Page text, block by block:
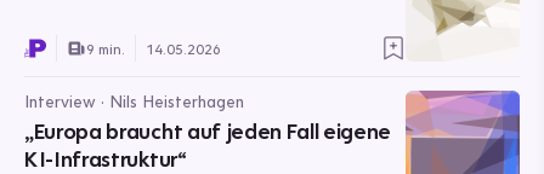
9 min. 14.05.2026
Interview · Nils Heisterhagen
„Europa braucht auf jeden Fall eigene
KI-Infrastruktur“